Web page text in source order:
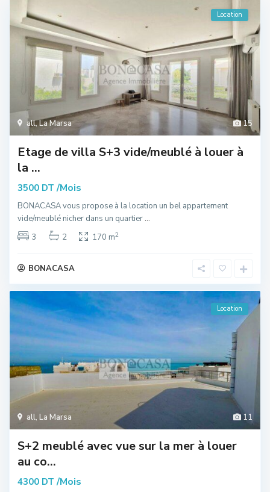
15
all,La Marsa
Location
Etage de villa S+3 vide/meublé à louer à
la ...
3500 DT /Mois
BONACASA vous propose à la location un bel appartement
vide/meublé nicher dans un quartier...
3
2 170 m2
BONACASA
11
all, La Marsa
Location
S+2 meublé avec vue sur la mer à louer
au co...
4300 DT /Mois